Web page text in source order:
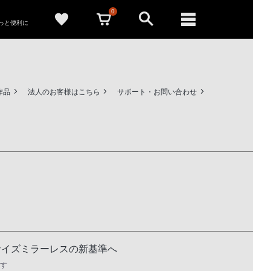
と便利に
0
品 法人のお客様はこちら サポート・お問い合わせ
ズミラーレスの新基準へ